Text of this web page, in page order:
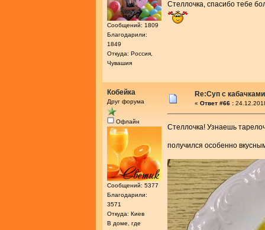
Сообщений: 1809
Благодарили:
1849
Откуда: Россия,
Чувашия
Стеллочка, спасибо тебе
Кобейка
Друг форума
Офлайн
Сообщений: 5377
Благодарили:
3571
Откуда: Киев
В доме, где
Re:Суп с
« Ответ #66 :
Стеллочка! Узнаешь
получился особенно